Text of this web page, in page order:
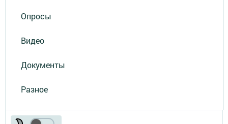
Опросы
Видео
Документы
Разное